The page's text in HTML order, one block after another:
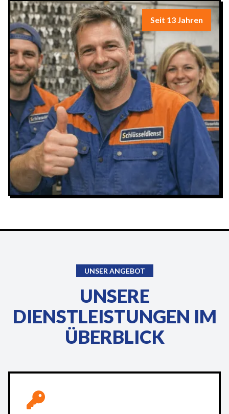
Seit 13 Jahren
UNSER ANGEBOT
UNSERE
DIENSTLEISTUNGEN IM
ÜBERBLICK